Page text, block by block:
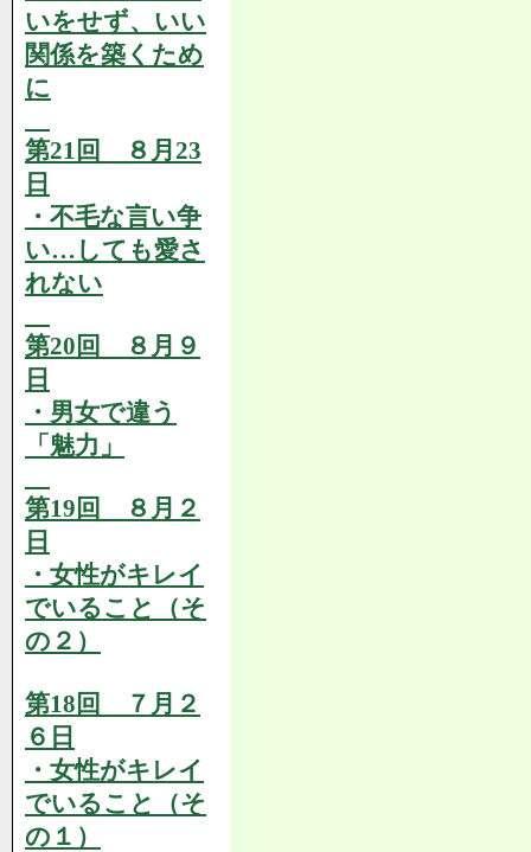
いをせず、いい
関係を築くため
に
第21回 ８月23
日
・不毛な言い争
い…しても愛さ
れない
第20回 ８月９
日
・男女で違う
「魅力」
第19回 ８月２
日
・女性がキレイ
でいること（そ
の２）
第18回 ７月２
６日
・女性がキレイ
でいること（そ
の１）